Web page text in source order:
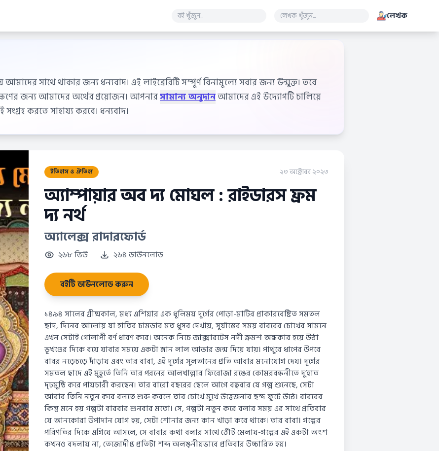
লেখক
আমাদের সাথে থাকার জন্য ধন্যবাদ। এই লাইব্রেরিটি সম্পূর্ণ বিনামূল্যে সবার জন্য উন্মুক্ত। তবে
জন্য আমাদের অর্থের প্রয়োজন। আপনার
সামান্য অনুদানআমাদের এই উদ্যোগটি চালিয়ে
করতে সাহায্য করবে। ধন্যবাদ।
ইতিহাস ও ঐতিহ্য ২৩ অক্টোবর ২০২৩
অ্যাম্পায়ার অব দ্য মোঘল : রাইডারস ফ্রম
দ্য নর্থ
অ্যালেক্স রাদারফোর্ড
২৬৮ ভিউ ২৬৪ ডাউনলোড
বইটি ডাউনলোড করুন
১৪৯৪ সালের গ্রীষ্মকাল, মধ্য এশিয়ার এক ধূলিময় দূর্গের পোড়া-মাটির প্রাকারবেষ্টিত সমতল
ছাদ, দিনের আলোয় যা হাতির চামড়ার মত ধূসর দেখায়, সূর্যাস্তের সময় বাবরের চোখের সামনে
এখন সেটাই গোলাপী বর্ণ ধারণ করে। অনেক নিচে জাক্সারটেস নদী ক্রমশ অন্ধকার হয়ে উঠা
ভূখণ্ডের দিকে বয়ে যাবার সময়ে একটা স্লান লাল আভার জন্ম দিয়ে যায়। পাথুরে ধাপের উপরে
বাবর নড়েচড়ে দাঁড়ায় এবং তার বাবা, এই দূর্গের সুলতানের প্রতি আবার মনোযোগ দেয়। দূর্গের
সমতল ছাদে এই মুহূর্তে তিনি তার পরনের আলখাল্লার ফিরোজা রঙের কোমরবন্ধনীতে দু’হাত
দৃঢ়মুষ্ঠি করে পায়চারী করছেন। তার বারো বছরের ছেলে আগে বহুবার যে গল্প শুনেছে, সেটা
আবার তিনি নতুন করে বলতে শুরু করলে তার চোখে মুখে উত্তেজনার ছন্দ ফুটে উঠে। বাবরের
কিন্তু মনে হয় গল্পটা বারবার শুনবার মতো। সে, গল্পটা নতুন করে বলার সময় এর সাথে প্রতিবার
যে আনকোরা উপাদান যোগ হয়, সেটা শোনার জন্য কান খাড়া করে থাকে। তার বাবা। গল্পের
পরিণতির দিকে এগিয়ে আসলে, সে বাবার কথা বলার সাথে ঠোঁট মেলায়-গল্পের এই একটা অংশ
কখনও বদলায় না, তেজোদীপ্ত প্রতিটা শব্দ অলঙ্নীয়ভাবে প্রতিবার উচ্চারিত হয়।